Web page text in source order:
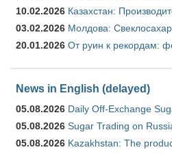
10.02.2026 Казахстан:
03.02.2026 Молдова:
20.01.2026 От руин к рекордам:
News in English (delayed)
05.08.2026 Daily Off-Exchange
05.08.2026 Sugar Trading on
05.08.2026 Kazakhstan: The